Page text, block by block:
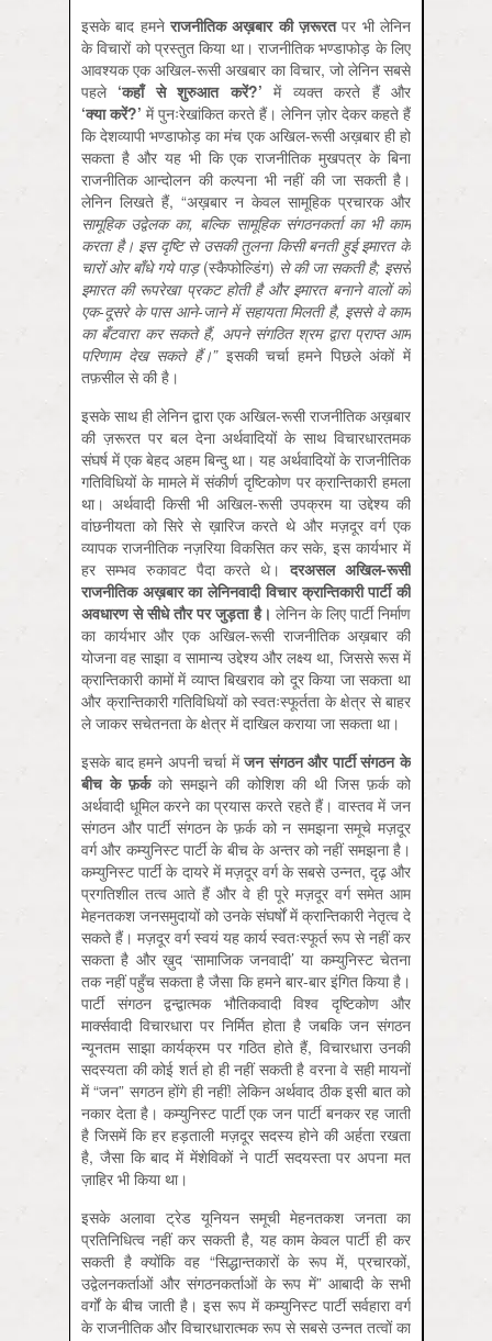
इसके बाद हमनेराजनीतिकअख़बारकीज़रूरतपर भी लेनिन
के विचारों को प्रस्तुत किया था। राजनीतिक भण्डाफोड़ के लिए
आवश्यक एक अखिल-रूसी अखबार का विचार, जो लेनिन सबसे
पहले ‘कहाँ से शुरुआत करें?’में व्यक्त करते हैं और
‘क्या करें?’ में पुनःरेखांकित करते हैं। लेनिन ज़ोर देकर कहते हैं
कि देशव्यापी भण्डाफोड़ का मंच एक अखिल-रूसी अख़बार ही हो
सकता है और यह भी कि एक राजनीतिक मुखपत्र के बिना
राजनीतिक आन्दोलन की कल्पना भी नहीं की जा सकती है।
लेनिन लिखते हैं, “अख़बार न केवल सामूहिक प्रचारक और
सामूहिक उद्वेलक का, बल्कि सामूहिक संगठनकर्ता का भी काम
करताहै। इसदृष्टि से उसकीतुलनाकिसीबनतीहुईइमारत के
चारोंओरबाँधेगयेपाड़(स्कैफोल्डिंग) सेकीजासकतीहै; इससे
इमारत की रूपरेखा प्रकट होतीहै औरइमारत बनाने वालोंको
एक-दूसरेकेपासआने-जानेमें सहायतामिलतीहै, इससेवेकाम
काबँटवारा कर सकते हैं, अपने संगठित श्रम द्वाराप्राप्त आम
परिणाम देख सकते हैं।” इसकी चर्चा हमने पिछले अंकों में
तफ़सील से की है।
इसके साथ ही लेनिन द्वारा एक अखिल-रूसी राजनीतिक अख़बार
की ज़रूरत पर बल देना अर्थवादियों के साथ विचारधारतमक
संघर्ष में एक बेहद अहम बिन्दु था। यह अर्थवादियों के राजनीतिक
गतिविधियों के मामले में संकीर्ण दृष्टिकोण पर क्रान्तिकारी हमला
था। अर्थवादी किसी भी अखिल-रूसी उपक्रम या उद्देश्य की
वांछनीयता को सिरे से ख़ारिज करते थे और मज़दूर वर्ग एक
व्यापक राजनीतिक नज़रिया विकसित कर सके, इस कार्यभार में
हर सम्भव रुकावट पैदा करते थे।दरअसलअखिल-रूसी
राजनीतिकअख़बारकालेनिनवादीविचारक्रान्तिकारीपार्टीकी
अवधारणसेसीधेतौरपरजुड़ताहै। लेनिन के लिए पार्टी निर्माण
का कार्यभार और एक अखिल-रूसी राजनीतिक अख़बार की
योजना वह साझा व सामान्य उद्देश्य और लक्ष्य था, जिससे रूस में
क्रान्तिकारी कामों में व्याप्त बिखराव को दूर किया जा सकता था
और क्रान्तिकारी गतिविधियों को स्वतःस्फूर्तता के क्षेत्र से बाहर
ले जाकर सचेतनता के क्षेत्र में दाखिल कराया जा सकता था।
इसके बाद हमने अपनी चर्चा मेंजनसंगठनऔरपार्टीसंगठनके
बीचकेफ़र्क को समझने की कोशिश की थी जिस फ़र्क को
अर्थवादी धूमिल करने का प्रयास करते रहते हैं। वास्तव में जन
संगठन और पार्टी संगठन के फ़र्क को न समझना समूचे मज़दूर
वर्ग और कम्युनिस्ट पार्टी के बीच के अन्तर को नहीं समझना है।
कम्युनिस्ट पार्टी के दायरे में मज़दूर वर्ग के सबसे उन्नत, दृढ़ और
प्रगतिशील तत्व आते हैं और वे ही पूरे मज़दूर वर्ग समेत आम
मेहनतकश जनसमुदायों को उनके संघर्षों में क्रान्तिकारी नेतृत्व दे
सकते हैं। मज़दूर वर्ग स्वयं यह कार्य स्वतःस्फूर्त रूप से नहीं कर
सकता है और ख़ुद ‘सामाजिक जनवादी’ या कम्युनिस्ट चेतना
तक नहीं पहुँच सकता है जैसा कि हमने बार-बार इंगित किया है।
पार्टी संगठन द्वन्द्वात्मक भौतिकवादी विश्व दृष्टिकोण और
मार्क्सवादी विचारधारा पर निर्मित होता है जबकि जन संगठन
न्यूनतम साझा कार्यक्रम पर गठित होते हैं, विचारधारा उनकी
सदस्यता की कोई शर्त हो ही नहीं सकती है वरना वे सही मायनों
में “जन” सगठन होंगे ही नहीं! लेकिन अर्थवाद ठीक इसी बात को
नकार देता है। कम्युनिस्ट पार्टी एक जन पार्टी बनकर रह जाती
है जिसमें कि हर हड़ताली मज़दूर सदस्य होने की अर्हता रखता
है, जैसा कि बाद में मेंशेविकों ने पार्टी सदयस्ता पर अपना मत
ज़ाहिर भी किया था।
इसके अलावा ट्रेड यूनियन समूची मेहनतकश जनता का
प्रतिनिधित्व नहीं कर सकती है, यह काम केवल पार्टी ही कर
सकती है क्योंकि वह “सिद्धान्तकारों के रूप में, प्रचारकों,
उद्वेलनकर्ताओं और संगठनकर्ताओं के रूप में” आबादी के सभी
वर्गों के बीच जाती है। इस रूप में कम्युनिस्ट पार्टी सर्वहारा वर्ग
के राजनीतिक और विचारधारात्मक रूप से सबसे उन्नत तत्वों का